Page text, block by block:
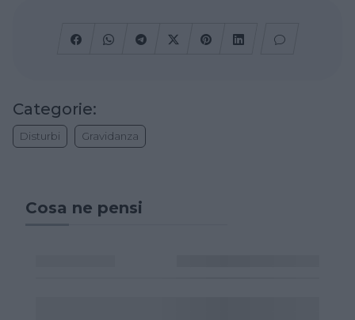
Categorie:
Disturbi Gravidanza
Cosa ne pensi